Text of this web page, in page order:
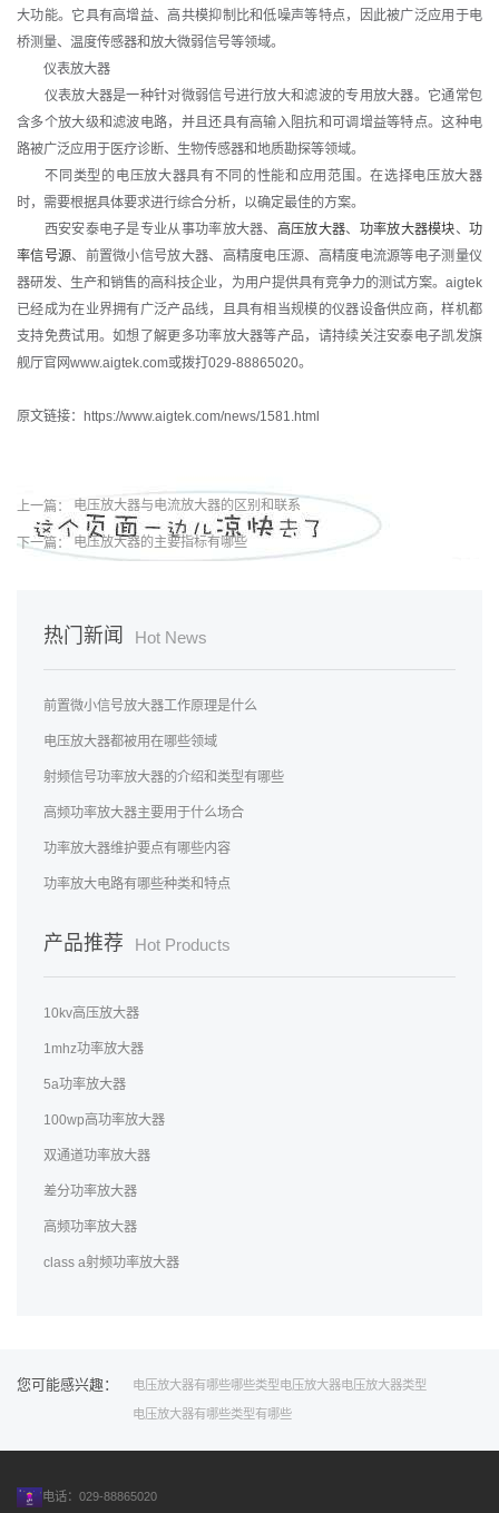
大功能。它具有高增益、高共模抑制比和低噪声等特点，因此被广泛应用于电
桥测量、温度传感器和放大微弱信号等领域。
仪表放大器
仪表放大器是一种针对微弱信号进行放大和滤波的专用放大器。它通常包
含多个放大级和滤波电路，并且还具有高输入阻抗和可调增益等特点。这种电
路被广泛应用于医疗诊断、生物传感器和地质勘探等领域。
不同类型的电压放大器具有不同的性能和应用范围。在选择电压放大器
时，需要根据具体要求进行综合分析，以确定最佳的方案。
西安安泰电子是专业从事功率放大器、 高压放大器、 功率放大器模块、功
率信号源、前置微小信号放大器、高精度电压源、高精度电流源等电子测量仪
器研发、生产和销售的高科技企业，为用户提供具有竞争力的测试方案。aigtek
已经成为在业界拥有广泛产品线，且具有相当规模的仪器设备供应商，样机都
支持免费试用。如想了解更多功率放大器等产品，请持续关注安泰电子凯发旗
舰厅官网www.aigtek.com或拨打029-88865020。
原文链接：https://www.aigtek.com/news/1581.html
上一篇： 电压放大器与电流放大器的区别和联系
下一篇： 电压放大器的主要指标有哪些
热门新闻 Hot News
前置微小信号放大器工作原理是什么
电压放大器都被用在哪些领域
射频信号功率放大器的介绍和类型有哪些
高频功率放大器主要用于什么场合
功率放大器维护要点有哪些内容
功率放大电路有哪些种类和特点
产品推荐 Hot Products
10kv高压放大器
1mhz功率放大器
5a功率放大器
100wp高功率放大器
双通道功率放大器
差分功率放大器
高频功率放大器
class a射频功率放大器
您可能感兴趣： 电压放大器有哪些哪些类型电压放大器电压放大器类型
电压放大器有哪些类型有哪些
电话：029-88865020